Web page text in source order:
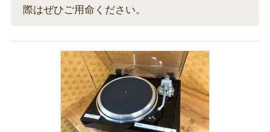
際はぜひご用命ください。